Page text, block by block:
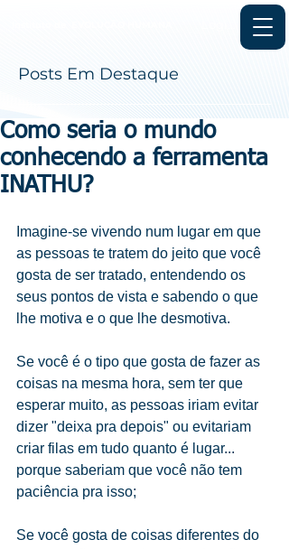
Posts Em Destaque
Como seria o mundo
conhecendo a ferramenta
INATHU?
Imagine-se vivendo num lugar em que
as pessoas te tratem do jeito que você
gosta de ser tratado, entendendo os
seus pontos de vista e sabendo o que
lhe motiva e o que lhe desmotiva.
Se você é o tipo que gosta de fazer as
coisas na mesma hora, sem ter que
esperar muito, as pessoas iriam evitar
dizer "deixa pra depois" ou evitariam
criar filas em tudo quanto é lugar...
porque saberiam que você não tem
paciência pra isso;
Se você gosta de coisas diferentes do